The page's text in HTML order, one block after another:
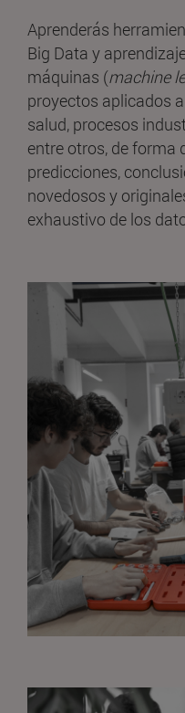
Aprenderás
Big Data y
máquinas (machine
proyectos aplicados
salud, procesos
entre otros, de forma
predicciones,
novedosos y
exhaustivo de los